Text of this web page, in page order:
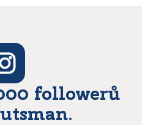
followerů